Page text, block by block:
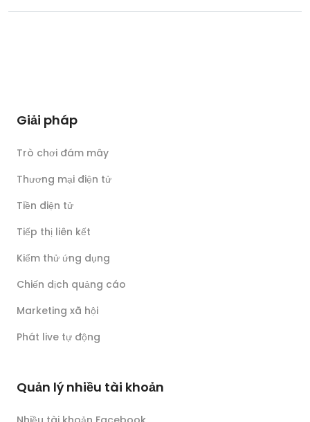
Giải pháp
Trò chơi đám mây
Thương mại điện tử
Tiền điện tử
Tiếp thị liên kết
Kiểm thử ứng dụng
Chiến dịch quảng cáo
Marketing xã hội
Phát live tự động
Quản lý nhiều tài khoản